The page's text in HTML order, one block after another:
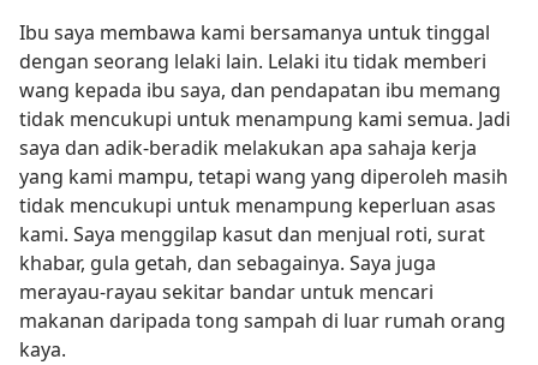
Ibu saya membawa kami bersamanya untuk tinggal
dengan seorang lelaki lain. Lelaki itu tidak memberi
wang kepada ibu saya, dan pendapatan ibu memang
tidak mencukupi untuk menampung kami semua. Jadi
saya dan adik-beradik melakukan apa sahaja kerja
yang kami mampu, tetapi wang yang diperoleh masih
tidak mencukupi untuk menampung keperluan asas
kami. Saya menggilap kasut dan menjual roti, surat
khabar, gula getah, dan sebagainya. Saya juga
merayau-rayau sekitar bandar untuk mencari
makanan daripada tong sampah di luar rumah orang
kaya.